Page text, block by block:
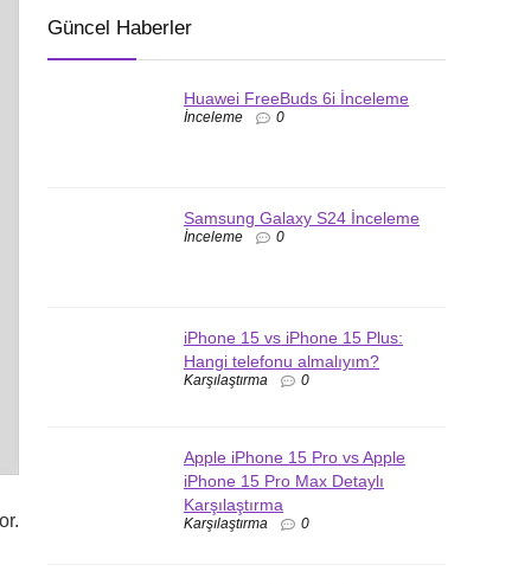
Güncel Haberler
Huawei FreeBuds 6i İnceleme
İnceleme 0
Samsung Galaxy S24 İnceleme
İnceleme 0
iPhone 15 vs iPhone 15 Plus:
Hangi telefonu almalıyım?
Karşılaştırma 0
Apple iPhone 15 Pro vs Apple
iPhone 15 Pro Max Detaylı
Karşılaştırma
Karşılaştırma 0